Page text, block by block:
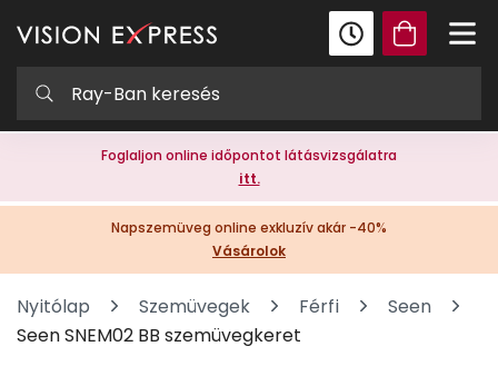
Foglaljon online időpontot látásvizsgálatra
itt.
Napszemüveg online exkluzív akár -40%
Vásárolok
Nyitólap Szemüvegek Férfi
Seen
Seen SNEM02 BB szemüvegkeret